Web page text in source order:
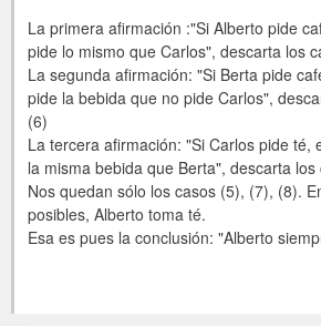
La primera afirmación :"Si Alberto pide
pide lo mismo que Carlos", descarta los
La segunda afirmación: "Si Berta pide
pide la bebida que no pide Carlos",
(6)
La tercera afirmación: "Si Carlos pide té,
la misma bebida que Berta", descarta
Nos quedan sólo los casos (5), (7), (8).
posibles, Alberto toma té.
Esa es pues la conclusión: "Alberto